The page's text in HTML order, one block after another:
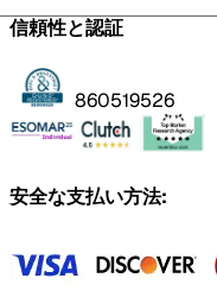
信頼性と認証
860519526
安全な支払い方法: